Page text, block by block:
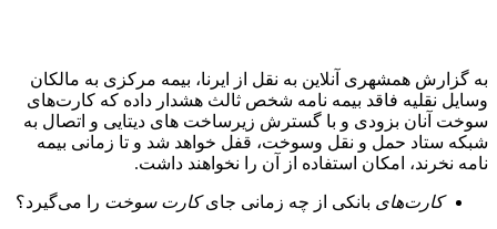
به گزارش همشهری آنلاین به نقل از ایرنا، بیمه مرکزی به مالکان
وسایل نقلیه فاقد بیمه نامه شخص ثالث هشدار داده که کارت‌های
سوخت آنان بزودی و با گسترش زیرساخت های دیتایی و اتصال به
شبکه ستاد حمل و نقل وسوخت، قفل خواهد شد و تا زمانی بیمه
نامه نخرند، امکان استفاده از آن را نخواهند داشت.
کارت‌های بانکی از چه زمانی جایکارت سوخت را می‌گیرد؟